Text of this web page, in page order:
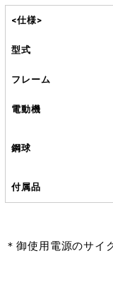
<仕様>
型式
フレーム
電動機
鋼球
付属品
＊御使用電源のサイ